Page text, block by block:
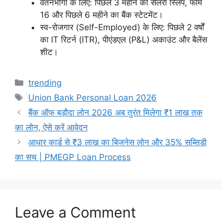
वेतनभोगी के लिए: पिछले 3 महीने की सैलरी स्लिप, फॉर्म
16 और पिछले 6 महीने का बैंक स्टेटमेंट।
स्व-रोजगार (Self-Employed) के लिए: पिछले 2 वर्षों
का IT रिटर्न (ITR), पीएंडएल (P&L) अकाउंट और बैलेंस
शीट।
Categories
trending
Tags
Union Bank Personal Loan 2026
बैंक ऑफ बड़ौदा लोन 2026 अब तुरंत मिलेगा ₹1 लाख तक
का लोन, ऐसे करें आवेदन
आधार कार्ड से ₹3 लाख का बिजनेस लोन और 35% सब्सिडी
का सच | PMEGP Loan Process
Leave a Comment